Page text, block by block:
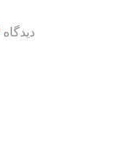
دیدگاه